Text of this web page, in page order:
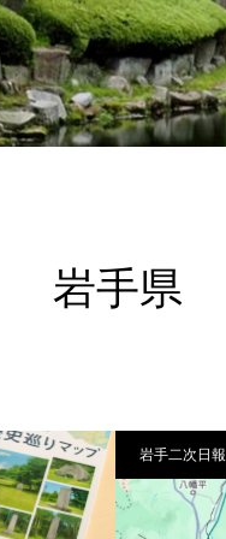
岩手県
岩手二次日報